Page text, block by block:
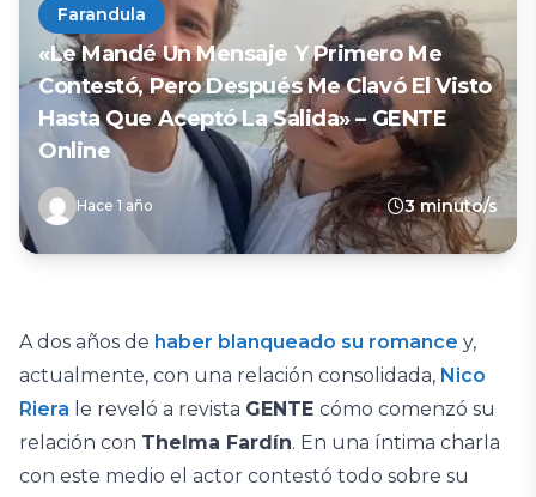
Farandula
«Le Mandé Un Mensaje Y Primero Me
Contestó, Pero Después Me Clavó El Visto
Hasta Que Aceptó La Salida» – GENTE
Online
Hace 1 año 3 minuto/s
A dos años de haber blanqueado su romance y,
actualmente, con una relación consolidada, Nico
Riera le reveló a revista GENTE cómo comenzó su
relación con Thelma Fardín. En una íntima charla
con este medio el actor contestó todo sobre su